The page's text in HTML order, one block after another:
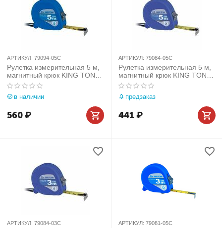
АРТИКУЛ: 79094-05C
Рулетка измерительная 5 м,
магнитный крюк KING TONY
79094-05C
в наличии
560₽
АРТИКУЛ: 79084-05C
Рулетка измерительная 5 м,
магнитный крюк KING TONY
79084-05C
предзаказ
441₽
АРТИКУЛ: 79084-03C АРТИКУЛ: 79081-05C